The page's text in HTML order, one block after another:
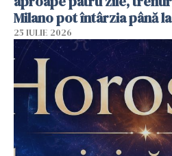
Milano pot întârzia până
25 IULIE 2026